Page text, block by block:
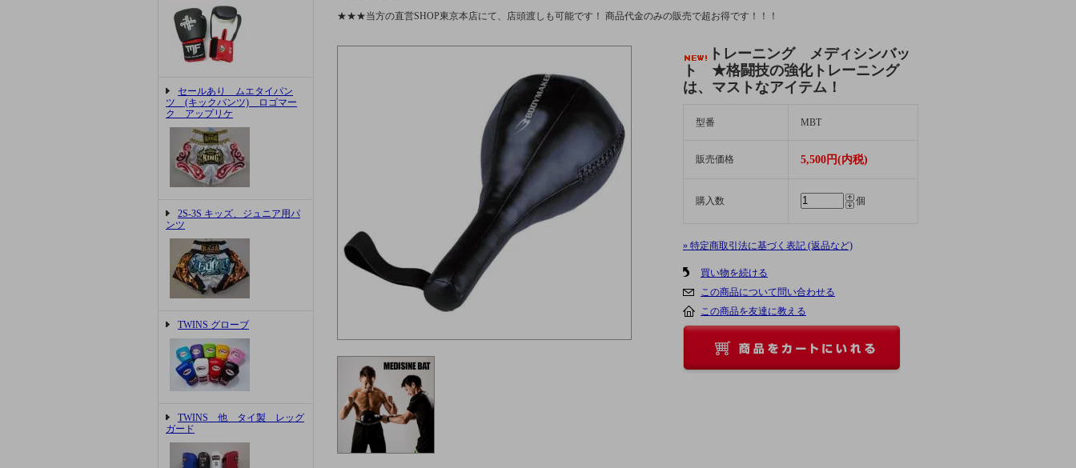
セールあり ムエタイパン
ツ (キックパンツ) ロゴマー
ク アップリケ
2S-3S キッズ、ジュニア用パ
ンツ
TWINS グローブ
TWINS 他 タイ製 レッグ
ガード
★★★当方の直営SHOP東京本店にて、店頭渡しも可能です！ 商品代金のみの販売で超お得です！！！
トレーニング メディシンバッ
ト ★格闘技の強化トレーニング
は、マストなアイテム！
型番 MBT
販売価格 5,500円(内税)
購入数 個
» 特定商取引法に基づく表記 (返品など)
買い物を続ける
この商品について問い合わせる
この商品を友達に教える